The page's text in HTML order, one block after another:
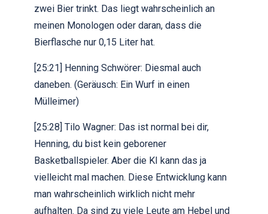
zwei Bier trinkt. Das liegt wahrscheinlich an
meinen Monologen oder daran, dass die
Bierflasche nur 0,15 Liter hat.
[25:21] Henning Schwörer: Diesmal auch
daneben. (Geräusch: Ein Wurf in einen
Mülleimer)
[25:28] Tilo Wagner: Das ist normal bei dir,
Henning, du bist kein geborener
Basketballspieler. Aber die KI kann das ja
vielleicht mal machen. Diese Entwicklung kann
man wahrscheinlich wirklich nicht mehr
aufhalten. Da sind zu viele Leute am Hebel und